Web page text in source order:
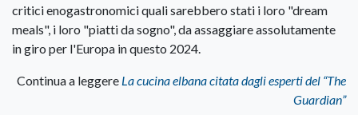
critici enogastronomici quali sarebbero stati i loro "dream
meals", i loro "piatti da sogno", da assaggiare assolutamente
in giro per l'Europa in questo 2024.
Continua a leggere La cucina elbana citata dagli esperti del “The
Guardian”